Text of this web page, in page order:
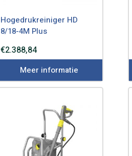
Hogedrukreiniger HD
8/18-4M Plus
€2.388,84
Meer informatie